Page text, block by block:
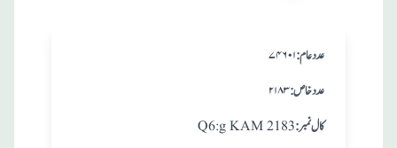
۷۴۶۰۱ :عدد عام
۲۱۸۳:عدد خاص
Q6:g KAM 2183 :کال نمبر